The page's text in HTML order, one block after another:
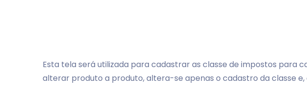
Esta tela será utilizada para cadastrar as classe de impostos para
alterar produto a produto, altera-se apenas o cadastro da classe